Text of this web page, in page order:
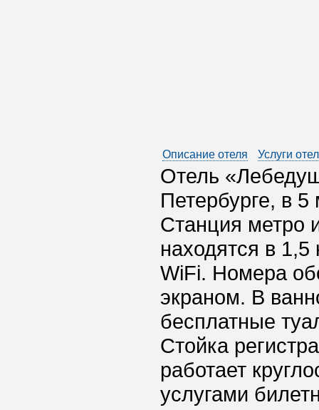
Описание отеля Услуги
Отель
Петербурге, в
Станция метро
находятся в
WiFi. Номера
экраном. В
бесплатные
Стойка
работает
услугами